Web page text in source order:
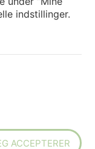
indstillinger.
ACCEPTERER